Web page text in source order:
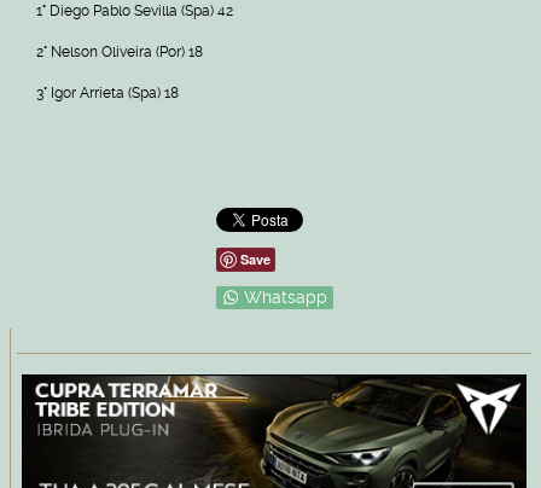
1° Diego Pablo Sevilla (Spa) 42
2° Nelson Oliveira (Por) 18
3° Igor Arrieta (Spa) 18
Save
Whatsapp